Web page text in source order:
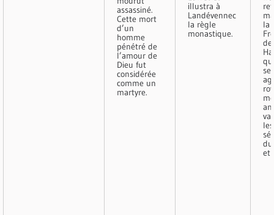
assassiné.
Cette mort
d’un
homme
pénétré de
l’amour de
Dieu fut
considérée
comme un
martyre.
illustra à
Landévennec
la règle
monastique.
la
de
les
et